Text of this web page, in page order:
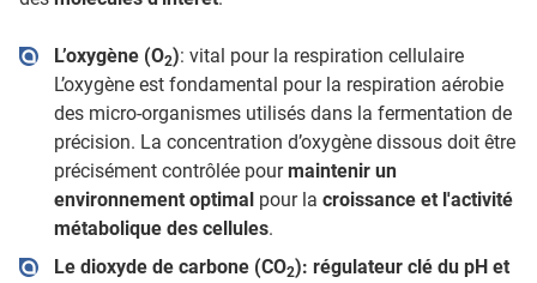
L’oxygène (O2): vital pour la respiration cellulaire
L’oxygène est fondamental pour la respiration aérobie
des micro-organismes utilisés dans la fermentation de
précision. La concentration d’oxygène dissous doit être
précisément contrôlée pourmaintenir un
environnement optimalpour la croissance et l'activité
métabolique des cellules.
Le dioxyde de carbone (CO2): régulateur clé du pH et